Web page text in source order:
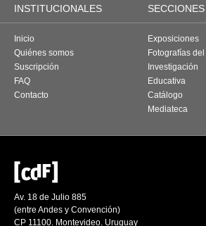
INSTITUCIONALES SECCIONES
Inicio
Quiénes somos
Suscripción
FAQ
Contacto
Exposiciones
Fotografías
Investigación
Educativa
Catálogo
Mediateca
Av. 18 de Julio 885
(entre Andes y Convención)
CP 11100. Montevideo. Uruguay